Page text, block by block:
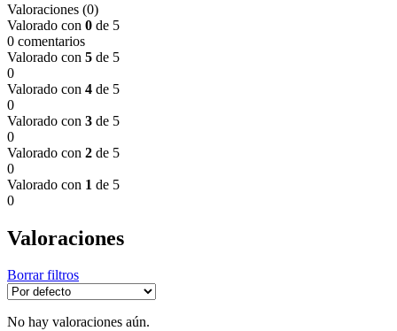
Valoraciones (0)
Valorado con 0 de 5
0 comentarios
Valorado con 5 de 5
0
Valorado con 4 de 5
0
Valorado con 3 de 5
0
Valorado con 2 de 5
0
Valorado con 1 de 5
0
Valoraciones
Borrar filtros
No hay valoraciones aún.